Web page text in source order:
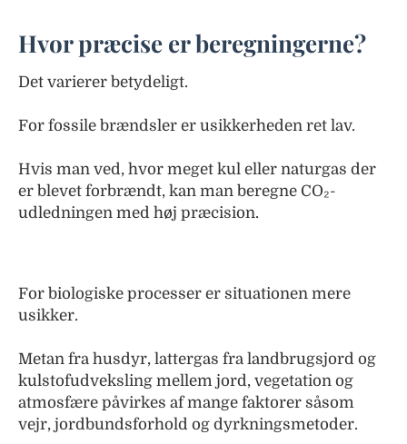
Hvor præcise er beregningerne?
Det varierer betydeligt.
For fossile brændsler er usikkerheden ret lav.
Hvis man ved, hvor meget kul eller naturgas der
er blevet forbrændt, kan man beregne CO₂-
udledningen med høj præcision.
For biologiske processer er situationen mere
usikker.
Metan fra husdyr, lattergas fra landbrugsjord og
kulstofudveksling mellem jord, vegetation og
atmosfære påvirkes af mange faktorer såsom
vejr, jordbundsforhold og dyrkningsmetoder.